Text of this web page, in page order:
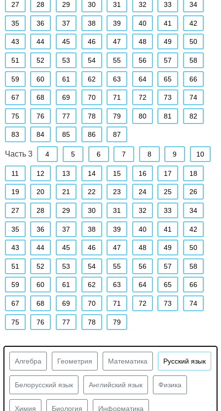
27 28 29 30 31 32 33 34
35 36 37 38 39 40 41 42
43 44 45 46 47 48 49 50
51 52 53 54 55 56 57 58
59 60 61 62 63 64 65 66
67 68 69 70 71 72 73 74
75 76 77 78 79 80 81 82
83 84 85 86 87
Часть 3 4 5 6 7 8 9 10
11 12 13 14 15 16 17 18
19 20 21 22 23 24 25 26
27 28 29 30 31 32 33 34
35 36 37 38 39 40 41 42
43 44 45 46 47 48 49 50
51 52 53 54 55 56 57 58
59 60 61 62 63 64 65 66
67 68 69 70 71 72 73 74
75 76 77 78 79
Алгебра Геометрия Математика Русский язык
Белорусский язык Английский язык Физика
Химия Биология Информатика